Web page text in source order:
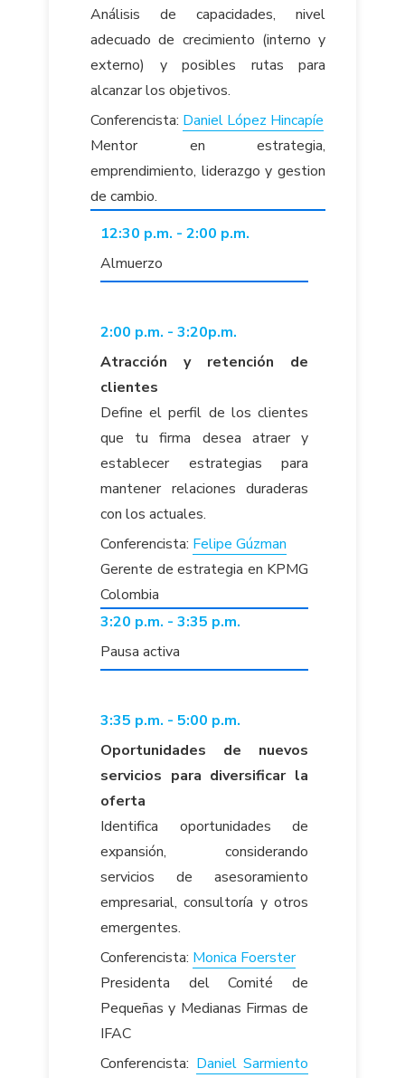
Análisis de capacidades, nivel
adecuado de crecimiento (interno y
externo) y posibles rutas para
alcanzar los objetivos.
Conferencista: Daniel López Hincapíe
Mentor en estrategia,
emprendimiento, liderazgo y gestion
de cambio.
12:30 p.m. - 2:00 p.m.
Almuerzo
2:00 p.m. - 3:20p.m.
Atracción y retención de
clientes
Define el perfil de los clientes
que tu firma desea atraer y
establecer estrategias para
mantener relaciones duraderas
con los actuales.
Conferencista: Felipe Gúzman
Gerente de estrategia en KPMG
Colombia
3:20 p.m. - 3:35 p.m.
Pausa activa
3:35 p.m. - 5:00 p.m.
Oportunidades de nuevos
servicios para diversificar la
oferta
Identifica oportunidades de
expansión, considerando
servicios de asesoramiento
empresarial, consultoría y otros
emergentes.
Conferencista: Monica Foerster
Presidenta del Comité de
Pequeñas y Medianas Firmas de
IFAC
Conferencista: Daniel Sarmiento